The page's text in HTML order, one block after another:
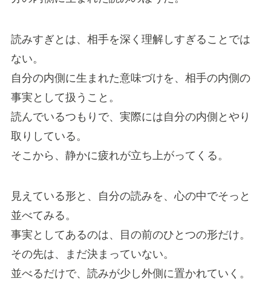
読みすぎとは、相手を深く理解しすぎることでは
ない。
自分の内側に生まれた意味づけを、相手の内側の
事実として扱うこと。
読んでいるつもりで、実際には自分の内側とやり
取りしている。
そこから、静かに疲れが立ち上がってくる。
見えている形と、自分の読みを、心の中でそっと
並べてみる。
事実としてあるのは、目の前のひとつの形だけ。
その先は、まだ決まっていない。
並べるだけで、読みが少し外側に置かれていく。